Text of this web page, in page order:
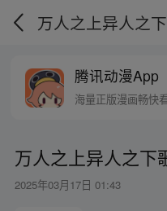
腾讯动漫App
海量正版漫画畅快
万人之上异人之下
2025年03月17日 01:43